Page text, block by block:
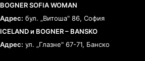
BOGNER SOFIA WOMAN
Адрес: бул. „Витоша" 86, София
ICELAND и BOGNER – BANSKO
Адрес: ул. „Глазне" 67-71, Банско